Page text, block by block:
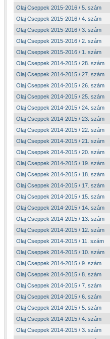
Olaj Cseppek 2015-2016 / 5. szám
Olaj Cseppek 2015-2016 / 4. szám
Olaj Cseppek 2015-2016 / 3. szám
Olaj Cseppek 2015-2016 / 2. szám
Olaj Cseppek 2015-2016 / 1. szám
Olaj Cseppek 2014-2015 / 28. szám
Olaj Cseppek 2014-2015 / 27. szám
Olaj Cseppek 2014-2015 / 26. szám
Olaj Cseppek 2014-2015 / 25. szám
Olaj Cseppek 2014-2015 / 24. szám
Olaj Cseppek 2014-2015 / 23. szám
Olaj Cseppek 2014-2015 / 22. szám
Olaj Cseppek 2014-2015 / 21. szám
Olaj Cseppek 2014-2015 / 20. szám
Olaj Cseppek 2014-2015 / 19. szám
Olaj Cseppek 2014-2015 / 18. szám
Olaj Cseppek 2014-2015 / 17. szám
Olaj Cseppek 2014-2015 / 15. szám
Olaj Cseppek 2014-2015 / 14. szám
Olaj Cseppek 2014-2015 / 13. szám
Olaj Cseppek 2014-2015 / 12. szám
Olaj Cseppek 2014-2015 / 11. szám
Olaj Cseppek 2014-2015 / 10. szám
Olaj Cseppek 2014-2015 / 9. szám
Olaj Cseppek 2014-2015 / 8. szám
Olaj Cseppek 2014-2015 / 7. szám
Olaj Cseppek 2014-2015 / 6. szám
Olaj Cseppek 2014-2015 / 5. szám
Olaj Cseppek 2014-2015 / 4. szám
Olaj Cseppek 2014-2015 / 3. szám